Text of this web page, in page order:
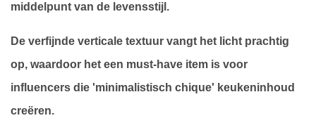
middelpunt van de levensstijl.
De verfijnde verticale textuur vangt het licht prachtig
op, waardoor het een must-have item is voor
influencers die 'minimalistisch chique' keukeninhoud
creëren.